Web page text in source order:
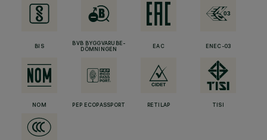
BIS
BVB BYGGVARUBE-
DÖMNINGEN
EAC ENEC-03
NOM PEP ECOPASSPORT RETILAP TISI